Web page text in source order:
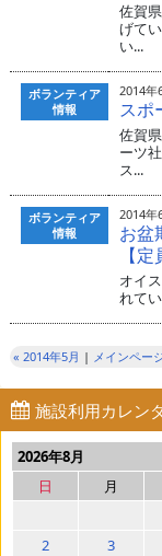
佐賀
げて
い...
ボランティア
情報
2014年
スポ
佐賀
ーツ
ス...
ボランティア
情報
2014年
お盆
【
オイ
れて
« 2014年5月 | メインペー
施設利用カレン
2026年8月
日
月
2
3